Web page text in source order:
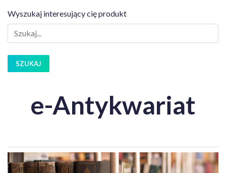
Wyszukaj interesujący cię produkt
SZUKAJ
e-Antykwariat